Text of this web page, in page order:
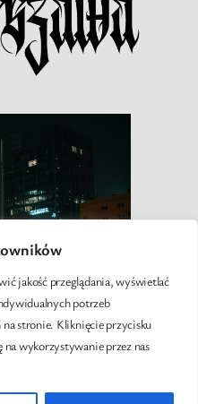
jakość przeglądania, wyświetlać
potrzeb
stronie. Kliknięcie przycisku
na wykorzystywanie przez nas
Designed withWordPress